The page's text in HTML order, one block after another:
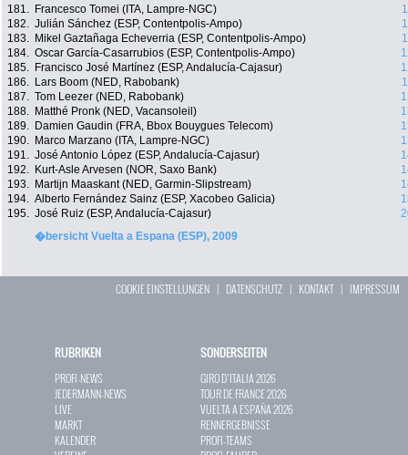
181.
Francesco Tomei (ITA, Lampre-NGC)
182. Julián Sánchez (ESP, Contentpolis-Ampo)
183.
Mikel Gaztañaga Echeverria (ESP, Contentpolis-Ampo)
184. Oscar García-Casarrubios (ESP, Contentpolis-Ampo)
185.
Francisco José Martínez (ESP, Andalucía-Cajasur)
186.
Lars Boom (NED, Rabobank)
187. Tom Leezer (NED, Rabobank)
188.
Matthé Pronk (NED, Vacansoleil)
189.
Damien Gaudin (FRA, Bbox Bouygues Telecom)
190.
Marco Marzano (ITA, Lampre-NGC)
191. José Antonio López (ESP, Andalucía-Cajasur)
192.
Kurt-Asle Arvesen (NOR, Saxo Bank)
193.
Martijn Maaskant (NED, Garmin-Slipstream)
194. Alberto Fernández Sainz (ESP, Xacobeo Galicia)
195. José Ruiz (ESP, Andalucía-Cajasur)
�bersicht Vuelta a Espana (ESP), 2009
COOKIE EINSTELLUNGEN | DATENSCHUTZ | KONTAKT| IMPRESSUM
RUBRIKEN
PROFI-NEWS
JEDERMANN-NEWS
LIVE
MARKT
KALENDER
SONDERSEITEN
GIRO D`ITALIA 2026
TOUR DE FRANCE 2026
VUELTA A ESPAÑA 2026
RENNERGEBNISSE
PROFI-TEAMS